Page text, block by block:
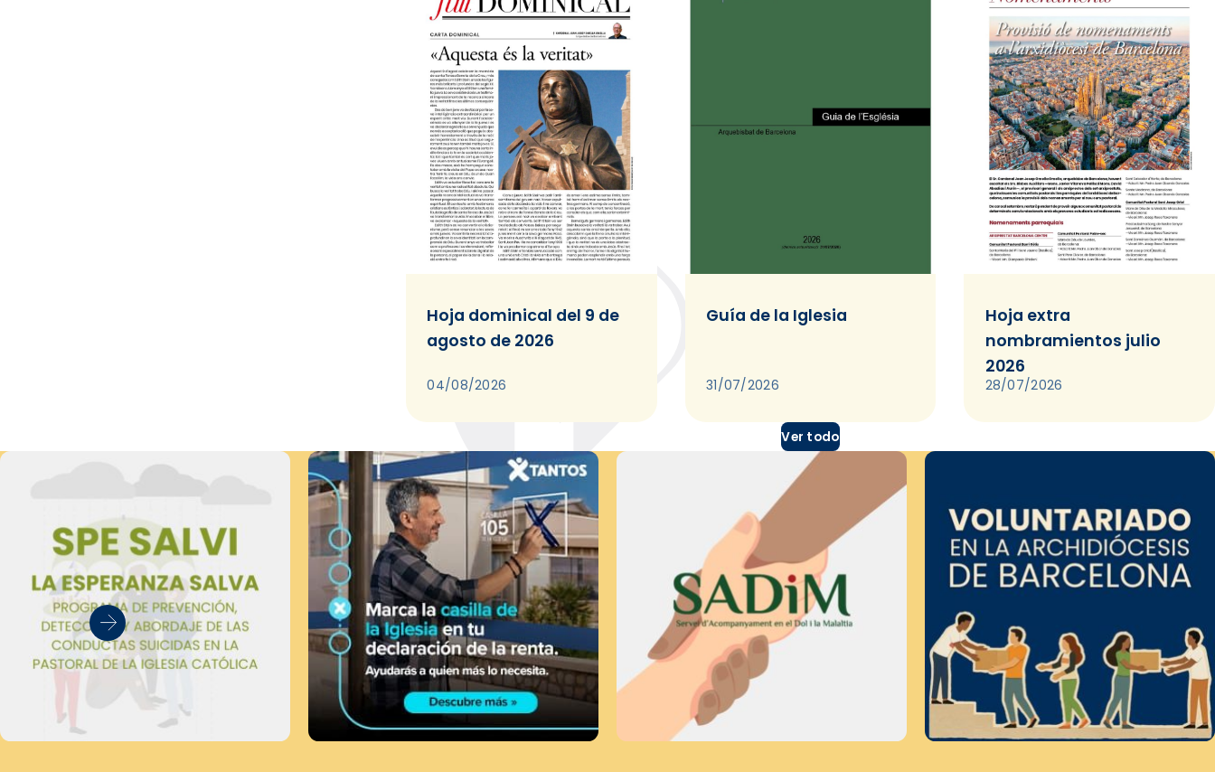
Hoja dominical del 9 de
agosto de 2026
04/08/2026
Guía de la Iglesia
31/07/2026
Hoja extra
nombramientos julio
2026
28/07/2026
Ver todo